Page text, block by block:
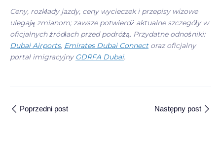
Ceny, rozkłady jazdy, ceny wycieczek i przepisy wizowe
ulegają zmianom; zawsze potwierdź aktualne szczegóły w
oficjalnych źródłach przed podróżą. Przydatne odnośniki:
Dubai Airports, Emirates Dubai Connectoraz oficjalny
portal imigracyjny GDRFA Dubai.
Poprzedni post Następny post